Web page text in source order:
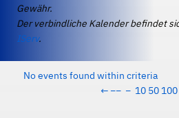
Gewähr.
Der verbindliche Kalender befindet
IServ.
No events found within criteria
← −− − 10 50 100